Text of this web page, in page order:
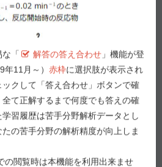
な「 解答の答え合わせ 」機能が登
11月～） 赤枠に選択肢が表示され
クして「答え合わせ」ボタンで確
て正解するまで何度でも答えの確
習履歴は苦手分野解析データとし
の苦手分野の解析精度が向上しま
閲覧時は本機能を利用出来ませ
、治験実施施設以外の医師や
ができない。
SMO）から派遣された治験コ
剤師は、治験実施施設におい
ことができる。